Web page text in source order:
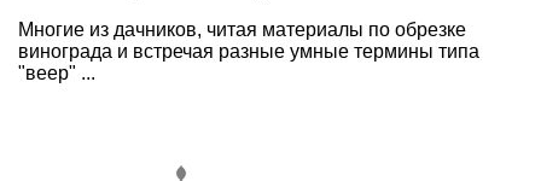
Многие из дачников, читая материалы по обрезке
винограда и встречая разные умные термины типа
"веер" ...